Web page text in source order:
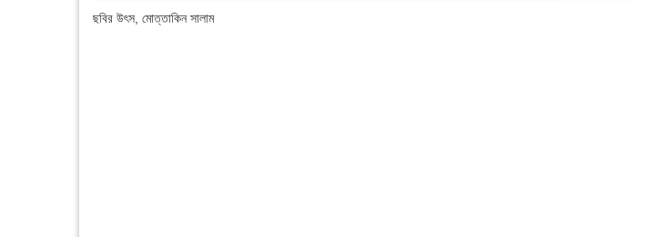
ছবির উৎস, মোত্তাকিন সালাম